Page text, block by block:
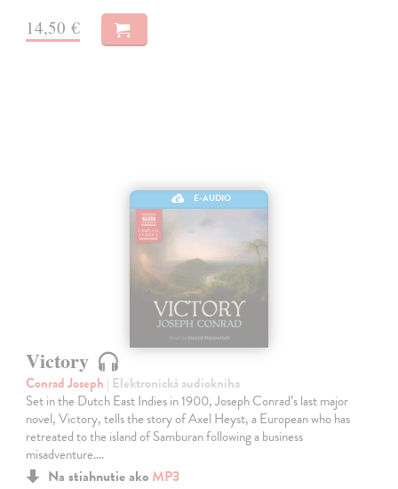
14,50 €
E-AUDIO
Victory
Conrad Joseph | Elektronická audiokniha
Set in the Dutch East Indies in 1900, Joseph Conrad’s last major
novel, Victory, tells the story of Axel Heyst, a European who has
retreated to the island of Samburan following a business
misadventure.…
Na stiahnutie ako MP3